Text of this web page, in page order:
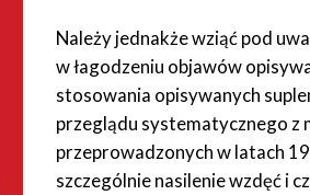
Należy jednakże wziąć pod
w łagodzeniu objawów
stosowania opisywanych
przeglądu systematycznego z
przeprowadzonych w latach
szczególnie nasilenie wzdęć i